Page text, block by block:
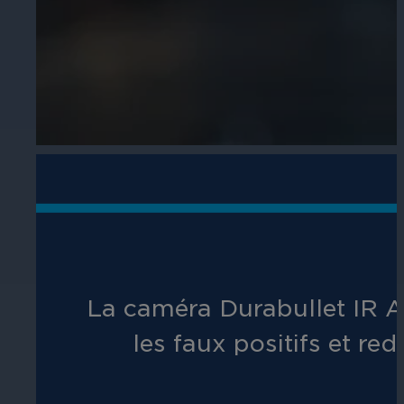
L'hospitalité
Améliorez la sécurité des clients,
chaque zone de votre établissement.
La caméra Durabullet IR
les faux positifs et